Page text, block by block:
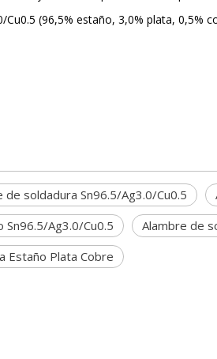
(96,5% estaño, 3,0% plata, 0,5%
de soldadura Sn96.5/Ag3.0/Cu0.5
Ag3.0/Cu0.5
Alambre de
Estaño Plata Cobre